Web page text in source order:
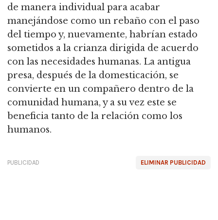
de manera individual para acabar
manejándose como un rebaño con el paso
del tiempo y, nuevamente, habrían estado
sometidos a la crianza dirigida de acuerdo
con las necesidades humanas. La antigua
presa, después de la domesticación, se
convierte en un compañero dentro de la
comunidad humana, y a su vez este se
beneficia tanto de la relación como los
humanos.
ELIMINAR PUBLICIDAD
PUBLICIDAD